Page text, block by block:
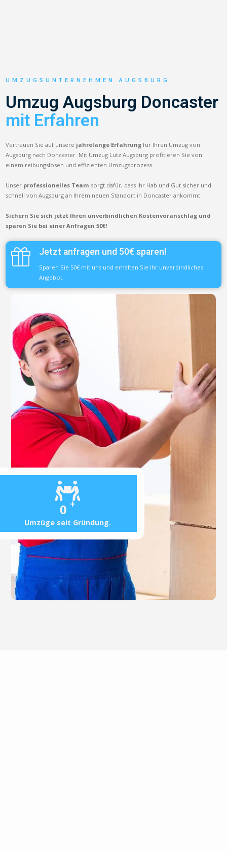
0 +
Umzüge seit Gründung.
UMZUGSUNTERNEHMEN AUGSBURG
Umzug Augsburg Doncaster
mit Erfahren
Vertrauen Sie auf unsere jahrelange Erfahrung für Ihren Umzug von
Augsburg nach Doncaster. Mit Umzug Lutz Augsburg profitieren Sie von
einem reibungslosen und effizienten Umzugsprozess.
Unser professionelles Team sorgt dafür, dass Ihr Hab und Gut sicher und
schnell von Augsburg an Ihrem neuen Standort in Doncaster ankommt.
Sichern Sie sich jetzt Ihren unverbindlichen Kostenvoranschlag und
sparen Sie bei einer Anfragen 50€!
Jetzt anfragen und 50€ sparen!
Sparen Sie 50€ mit uns und erhalten Sie Ihr unverbindliches
Angebot.